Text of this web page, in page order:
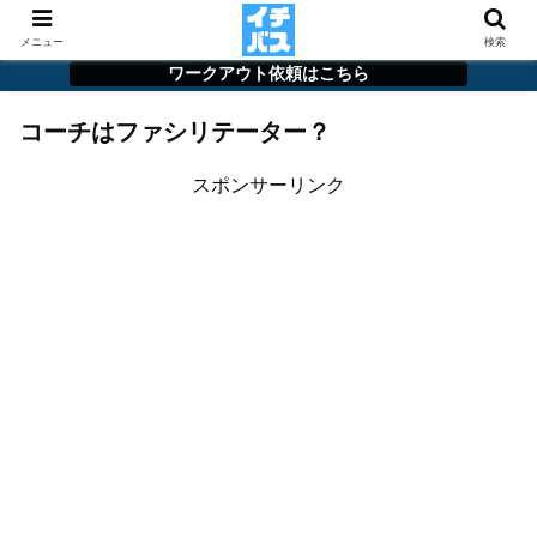
ワークアウト依頼はこちら
コーチはファシリテーター？
スポンサーリンク
メニュー 検索